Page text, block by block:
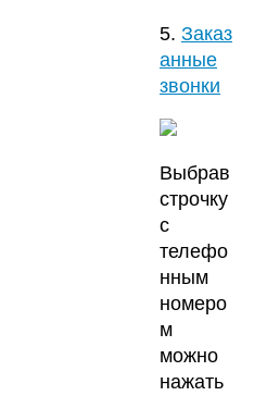
5. Заказ
анные
звонки
Выбрав
строчку
с
телефо
нным
номеро
м
можно
нажать